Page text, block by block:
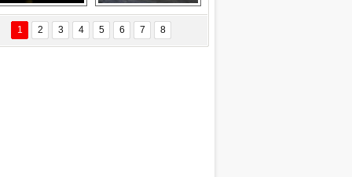
ÖZYANIK
Değişti?
Delta uçağına
yıldırım çarptı
Ford Focus RS
(2015)
1 2 3 4 5 6 7 8